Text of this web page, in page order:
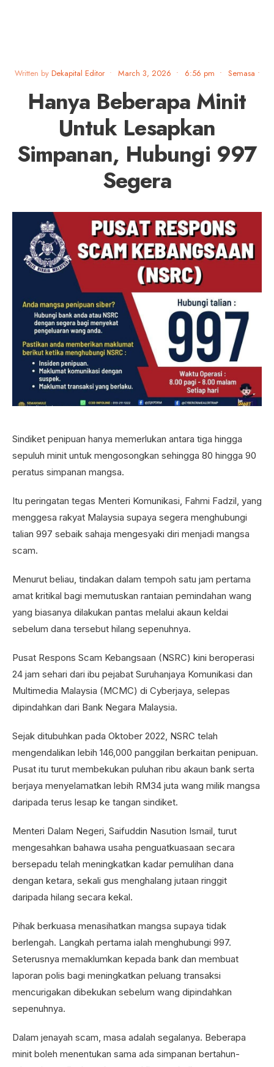
Written by Dekapital Editor • March 3, 2026 • 6:56 pm • Semasa •
Hanya Beberapa Minit
Untuk Lesapkan
Simpanan, Hubungi 997
Segera
Sindiket penipuan hanya memerlukan antara tiga hingga
sepuluh minit untuk mengosongkan sehingga 80 hingga 90
peratus simpanan mangsa.
Itu peringatan tegas Menteri Komunikasi, Fahmi Fadzil, yang
menggesa rakyat Malaysia supaya segera menghubungi
talian 997 sebaik sahaja mengesyaki diri menjadi mangsa
scam.
Menurut beliau, tindakan dalam tempoh satu jam pertama
amat kritikal bagi memutuskan rantaian pemindahan wang
yang biasanya dilakukan pantas melalui akaun keldai
sebelum dana tersebut hilang sepenuhnya.
Pusat Respons Scam Kebangsaan (NSRC) kini beroperasi
24 jam sehari dari ibu pejabat Suruhanjaya Komunikasi dan
Multimedia Malaysia (MCMC) di Cyberjaya, selepas
dipindahkan dari Bank Negara Malaysia.
Sejak ditubuhkan pada Oktober 2022, NSRC telah
mengendalikan lebih 146,000 panggilan berkaitan penipuan.
Pusat itu turut membekukan puluhan ribu akaun bank serta
berjaya menyelamatkan lebih RM34 juta wang milik mangsa
daripada terus lesap ke tangan sindiket.
Menteri Dalam Negeri, Saifuddin Nasution Ismail, turut
mengesahkan bahawa usaha penguatkuasaan secara
bersepadu telah meningkatkan kadar pemulihan dana
dengan ketara, sekali gus menghalang jutaan ringgit
daripada hilang secara kekal.
Pihak berkuasa menasihatkan mangsa supaya tidak
berlengah. Langkah pertama ialah menghubungi 997.
Seterusnya memaklumkan kepada bank dan membuat
laporan polis bagi meningkatkan peluang transaksi
mencurigakan dibekukan sebelum wang dipindahkan
sepenuhnya.
Dalam jenayah scam, masa adalah segalanya. Beberapa
minit boleh menentukan sama ada simpanan bertahun-